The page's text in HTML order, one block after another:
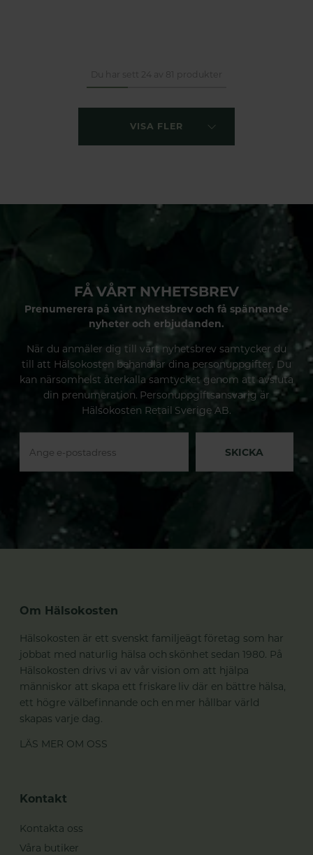
Du har sett 24 av 81 produkter
VISA FLER
FÅ VÅRT NYHETSBREV
Prenumerera på vårt nyhetsbrev och få spännande
nyheter och erbjudanden.
När du anmäler dig till vårt nyhetsbrev samtycker du
till att Hälsokosten behandlar dina personuppgifter. Du
kan närsomhelst återkalla samtycket genom att avsluta
din prenumeration. Personuppgiftsansvarig är
Hälsokosten Retail Sverige AB.
SKICKA
Om Hälsokosten
Hälsokosten är ett svenskt familjeägt företag som har
jobbat med naturlig hälsa och skönhet sedan 1980. På
Hälsokosten drivs vi av vår vision om att hjälpa
människor att skapa ett friskare liv där en bättre hälsa,
ett högre välbefinnande och en mer hållbar värld
skapas varje dag.
LÄS MER OM OSS
Kontakt
Kontakta oss
Våra butiker